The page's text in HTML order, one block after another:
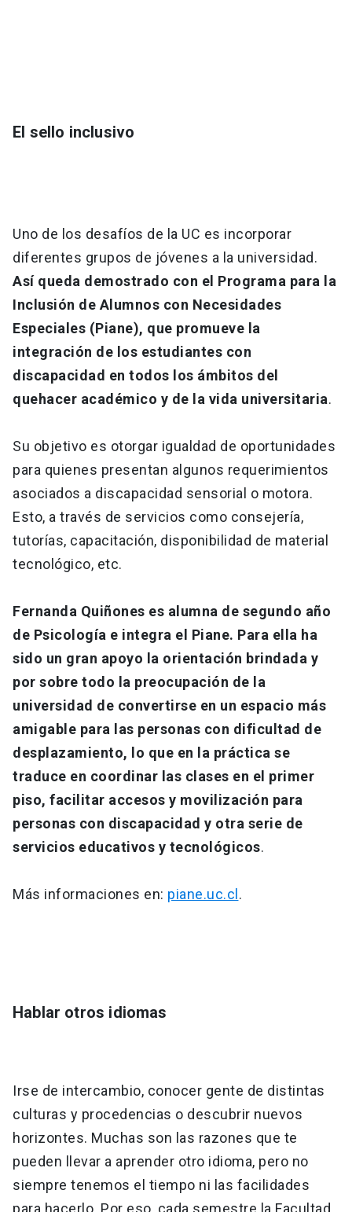
El sello inclusivo
Uno de los desafíos de la UC es incorporar
diferentes grupos de jóvenes a la universidad.
Así queda demostrado con el Programa para la
Inclusión de Alumnos con Necesidades
Especiales (Piane), que promueve la
integración de los estudiantes con
discapacidad en todos los ámbitos del
quehacer académico y de la vida universitaria.
Su objetivo es otorgar igualdad de oportunidades
para quienes presentan algunos requerimientos
asociados a discapacidad sensorial o motora.
Esto, a través de servicios como consejería,
tutorías, capacitación, disponibilidad de material
tecnológico, etc.
Fernanda Quiñones es alumna de segundo año
de Psicología e integra el Piane. Para ella ha
sido un gran apoyo la orientación brindada y
por sobre todo la preocupación de la
universidad de convertirse en un espacio más
amigable para las personas con dificultad de
desplazamiento, lo que en la práctica se
traduce en coordinar las clases en el primer
piso, facilitar accesos y movilización para
personas con discapacidad y otra serie de
servicios educativos y tecnológicos.
Más informaciones en: piane.uc.cl .
Hablar otros idiomas
Irse de intercambio, conocer gente de distintas
culturas y procedencias o descubrir nuevos
horizontes. Muchas son las razones que te
pueden llevar a aprender otro idioma, pero no
siempre tenemos el tiempo ni las facilidades
para hacerlo. Por eso, cada semestre la Facultad